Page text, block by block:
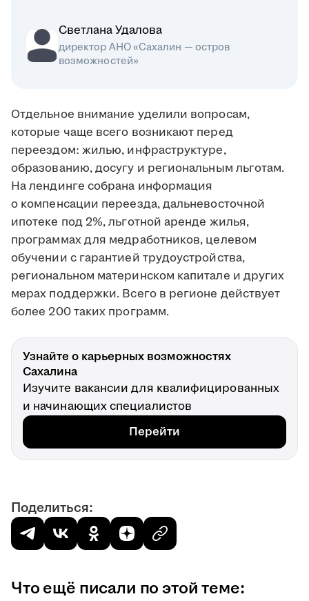
Светлана Удалова
директор АНО «Сахалин — остров
возможностей»
Отдельное внимание уделили вопросам,
которые чаще всего возникают перед
переездом: жилью, инфраструктуре,
образованию, досугу и региональным льготам.
На лендинге собрана информация
о компенсации переезда, дальневосточной
ипотеке под 2%, льготной аренде жилья,
программах для медработников, целевом
обучении с гарантией трудоустройства,
региональном материнском капитале и других
мерах поддержки. Всего в регионе действует
более 200 таких программ.
Узнайте о карьерных возможностях
Сахалина
Изучите вакансии для квалифицированных
и начинающих специалистов
Перейти
Поделиться:
Что ещё писали по этой теме: